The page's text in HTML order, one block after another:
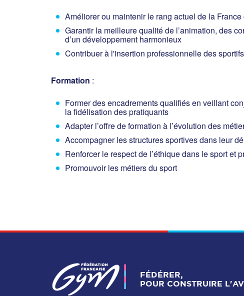
Améliorer ou maintenir le rang actuel de la
Garantir la meilleure qualité de l’animation, des
d’un développement harmonieux
Contribuer à l'insertion professionnelle des
Formation :
Former des encadrements qualifiés en veillant
la fidélisation des pratiquants
Adapter l’offre de formation à l’évolution des
Accompagner les structures sportives dans leur
Renforcer le respect de l’éthique dans le sport et
Promouvoir les métiers du sport
FÉDÉRER,
POUR CONSTRUIRE